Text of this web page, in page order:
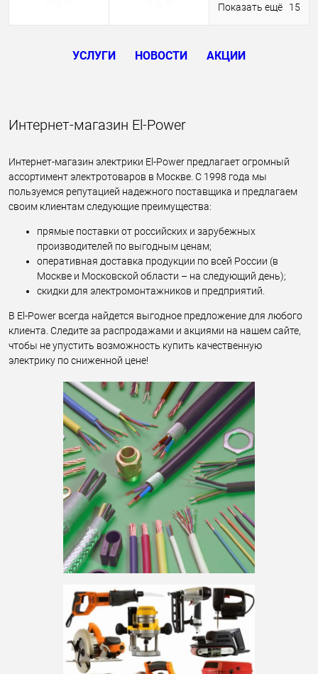
Показать ещё 15
УСЛУГИ НОВОСТИ АКЦИИ
Интернет-магазин El-Power
Интернет-магазин электрики El-Power предлагает огромный
ассортимент электротоваров в Москве. С 1998 года мы
пользуемся репутацией надежного поставщика и предлагаем
своим клиентам следующие преимущества:
прямые поставки от российских и зарубежных
производителей по выгодным ценам;
оперативная доставка продукции по всей России (в
Москве и Московской области – на следующий день);
скидки для электромонтажников и предприятий.
В El-Power всегда найдется выгодное предложение для любого
клиента. Следите за распродажами и акциями на нашем сайте,
чтобы не упустить возможность купить качественную
электрику по сниженной цене!